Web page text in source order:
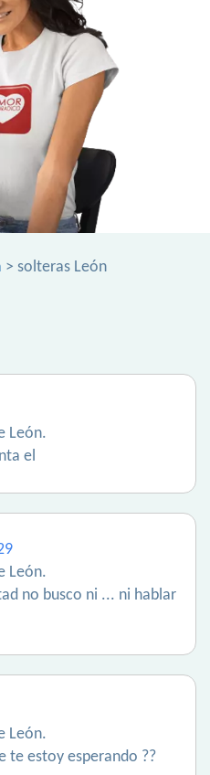
> solteras León
León.
el
León.
no busco ni ... ni hablar
León.
te estoy esperando ??